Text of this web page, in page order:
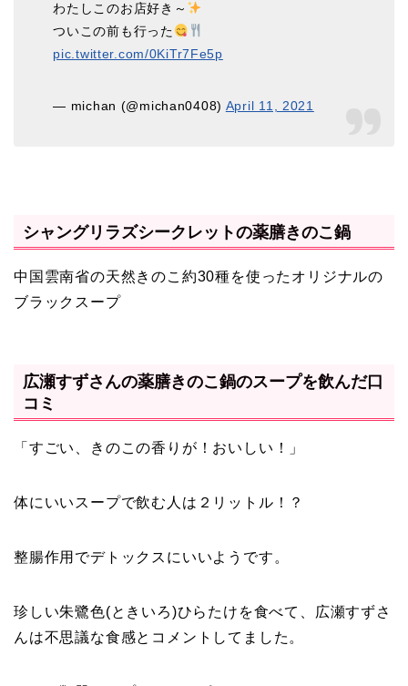
わたしこのお店好き～
ついこの前も行った
pic.twitter.com/0KiTr7Fe5p
— michan (@michan0408) April 11, 2021
シャングリラズシークレットの薬膳きのこ鍋
中国雲南省の天然きのこ約30種を使ったオリジナルの
ブラックスープ
広瀬すずさんの薬膳きのこ鍋のスープを飲んだ口
コミ
「すごい、きのこの香りが！おいしい！」
体にいいスープで飲む人は２リットル！？
整腸作用でデトックスにいいようです。
珍しい朱鷺色(ときいろ)ひらたけを食べて、広瀬すずさ
んは不思議な食感とコメントしてました。